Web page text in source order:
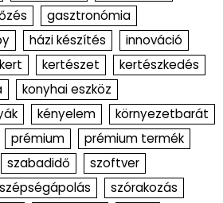
gasztronómia
házi készítés
innováció
kert kertészet
kertészkedés
konyhai eszköz
kényelem
környezetbarát
prémium
prémium termék
szabadidő
szoftver
szépségápolás szórakozás